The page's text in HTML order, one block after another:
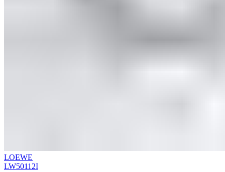
LOEWE
LW50112I